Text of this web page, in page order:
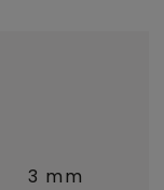
3 mm